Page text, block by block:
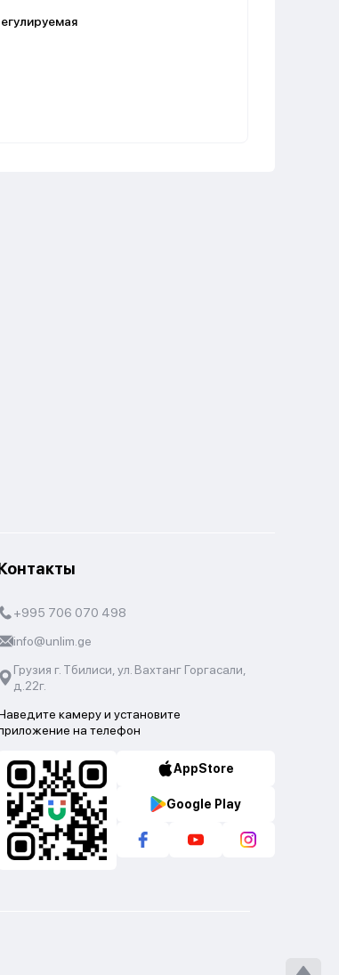
+995 706 070 498
info@unlim.ge
Грузия г. Тбилиси, ул. Вахтанг Горгасали,
д.22г.
камеру и установите
на телефон
AppStore
Google Play